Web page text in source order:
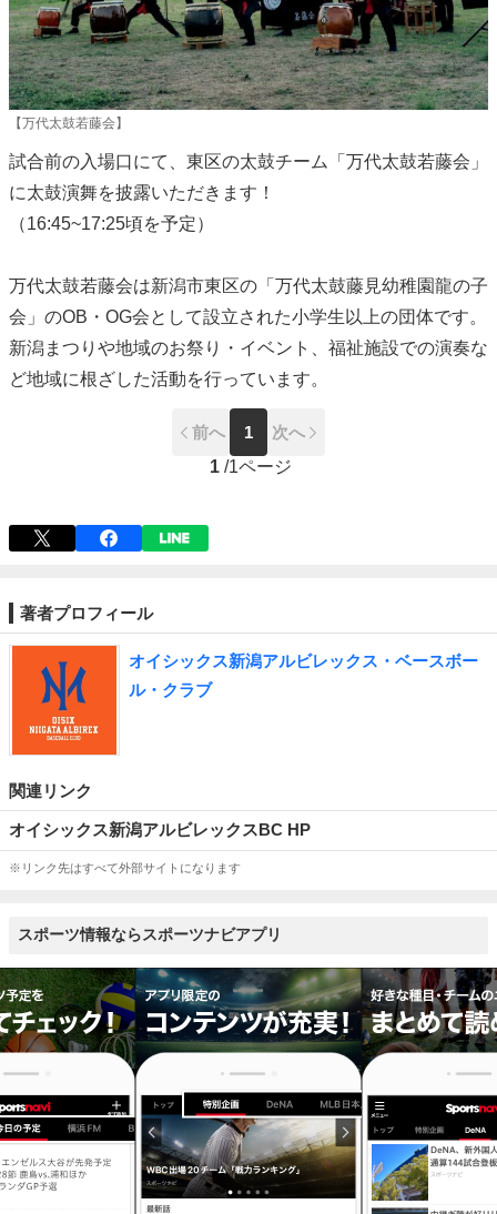
【万代太鼓若藤会】
試合前の入場口にて、東区の太鼓チーム「万代太鼓若藤会」
に太鼓演舞を披露いただきます！
（16:45~17:25頃を予定）
万代太鼓若藤会は新潟市東区の「万代太鼓藤見幼稚園龍の子
会」のOB・OG会として設立された小学生以上の団体です。
新潟まつりや地域のお祭り・イベント、福祉施設での演奏な
ど地域に根ざした活動を行っています。
前へ 1
次へ
1 /1ページ
著者プロフィール
オイシックス新潟アルビレックス・ベースボー
ル・クラブ
関連リンク
オイシックス新潟アルビレックスBC HP
※リンク先はすべて外部サイトになります
スポーツ情報ならスポーツナビアプリ